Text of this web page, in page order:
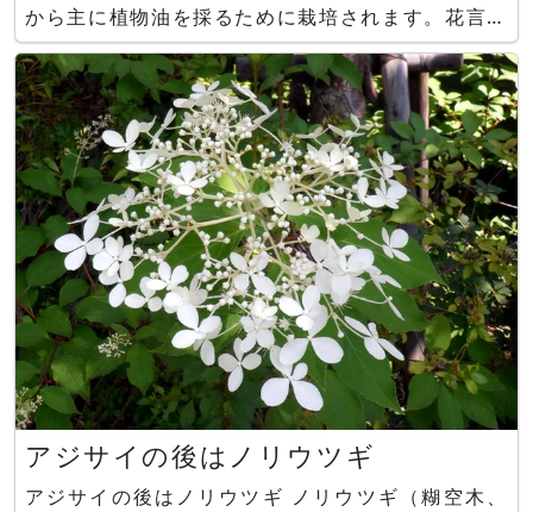
から主に植物油を採るために栽培されます。花言葉
は、「化粧」、「装い」です。 誕生花6月11日か
ぎけん花図鑑 https://www.flower-
db.com/ja/blog/2020-06
アジサイの後はノリウツギ
アジサイの後はノリウツギ ノリウツギ（糊空木、